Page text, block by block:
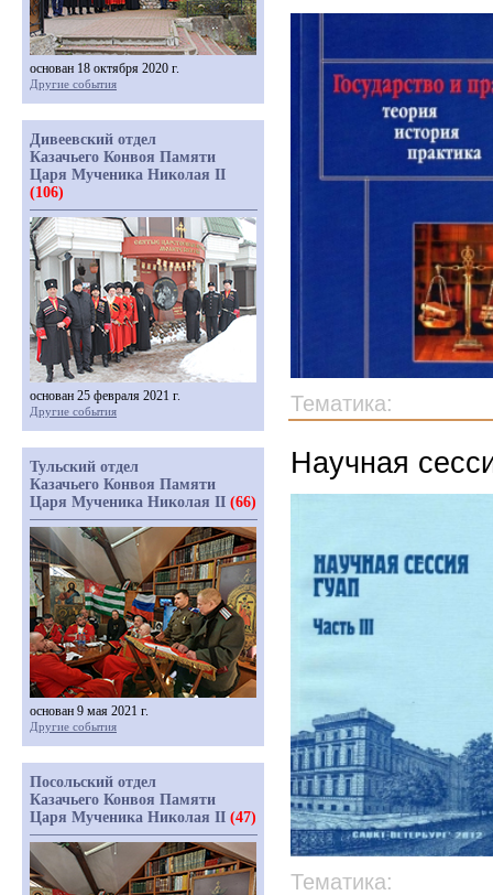
Тематика:
Научная
Тематика:
основан 18 октября 2020 г.
Другие события
Дивеевский отдел
Казачьего Конвоя Памяти
Царя Мученика Николая II
(106)
основан 25 февраля 2021 г.
Другие события
Тульский отдел
Казачьего Конвоя Памяти
Царя Мученика Николая II (66)
основан 9 мая 2021 г.
Другие события
Посольский отдел
Казачьего Конвоя Памяти
Царя Мученика Николая II (47)